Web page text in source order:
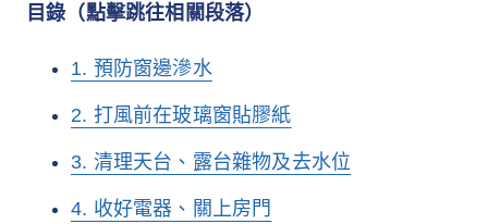
目錄（點擊跳往相關段落）
1. 預防窗邊滲水
2. 打風前在玻璃窗貼膠紙
3. 清理天台、露台雜物及去水位
4. 收好電器、關上房門